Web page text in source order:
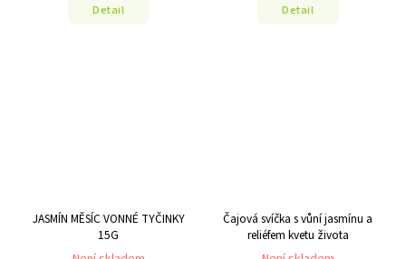
Detail Detail
JASMÍN MĚSÍC VONNÉ TYČINKY
15G
Čajová svíčka s vůní jasmínu a
reliéfem kvetu života